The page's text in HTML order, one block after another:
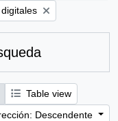
Table view
Descendente